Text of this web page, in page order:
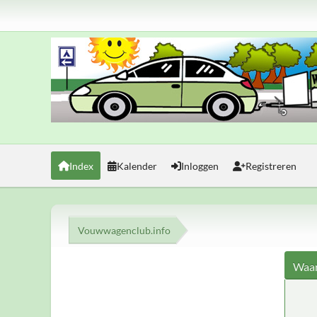
Index Kalender Inloggen Registreren
Vouwwagenclub.info